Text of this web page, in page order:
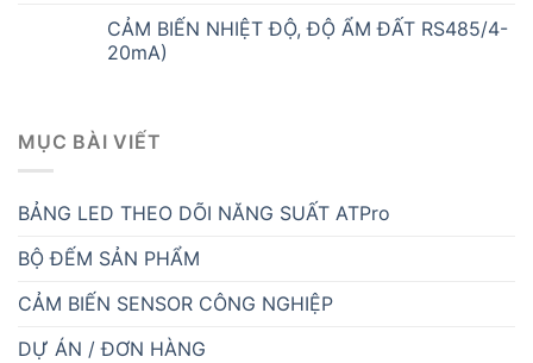
CẢM BIẾN NHIỆT ĐỘ, ĐỘ ẨM ĐẤT RS485/4-
20mA)
MỤC BÀI VIẾT
BẢNG LED THEO DÕI NĂNG SUẤT ATPro
BỘ ĐẾM SẢN PHẨM
CẢM BIẾN SENSOR CÔNG NGHIỆP
DỰ ÁN / ĐƠN HÀNG